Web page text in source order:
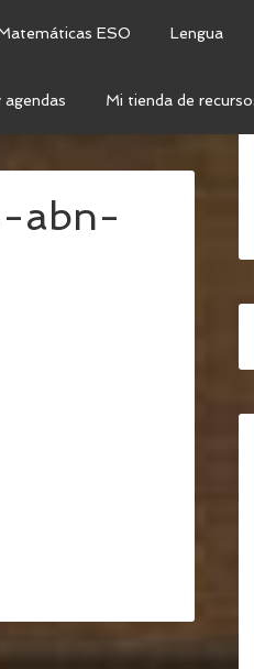
ESO Lengua
agendas Mi tienda de
abn-